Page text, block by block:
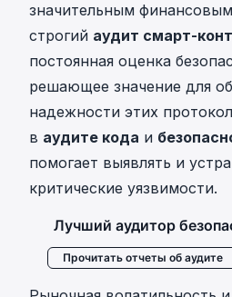
значительным
строгий аудит смарт-
постоянная оценка
решающее значение для
надежности этих
в аудите кода и
помогает выявлять и
критические уязвимости.
Лучший аудитор
Прочитать отчеты об аудите